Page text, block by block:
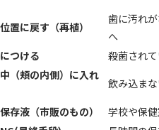
置に戻す（再植）
歯に汚れ
へ
つける
殺菌され
（頬の内側）に入れ
飲み込ま
存液（市販のもの）
学校や保健